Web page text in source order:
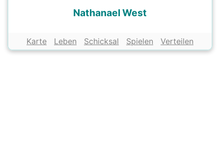
Nathanael West
Karte Leben Schicksal Spielen Verteilen